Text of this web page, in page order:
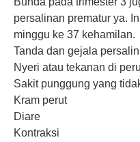
persalinan prematur ya.
minggu ke 37 kehamilan.
Tanda dan gejala
Nyeri atau tekanan di
Sakit punggung yang
Kram perut
Diare
Kontraksi